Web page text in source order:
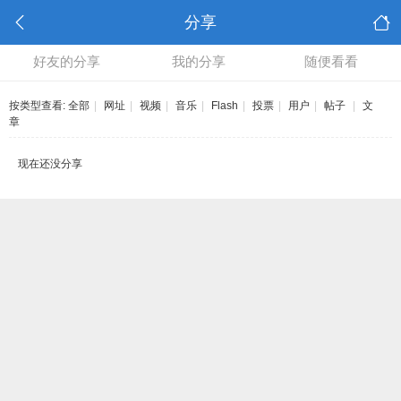
分享
好友的分享 我的分享 随便看看
按类型查看: 全部 网址 视频 音乐 Flash 投票 用户 帖子
文
章
现在还没分享